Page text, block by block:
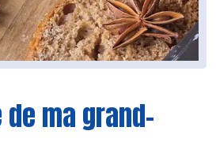
ma grand-